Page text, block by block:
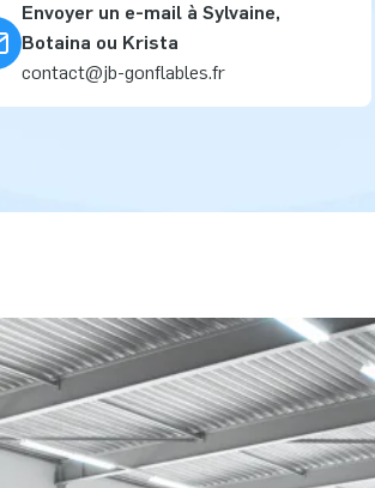
Envoyer un e-mail à Sylvaine,
Botaina ou Krista
contact@jb-gonflables.fr